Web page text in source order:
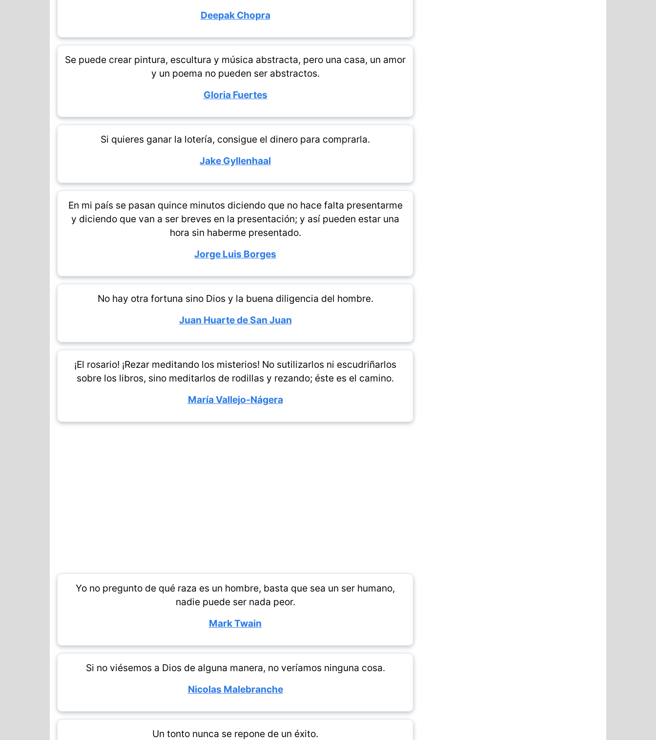
Deepak Chopra
Se puede crear pintura, escultura y música abstracta, pero una casa, un amor
y un poema no pueden ser abstractos.
Gloria Fuertes
Si quieres ganar la lotería, consigue el dinero para comprarla.
Jake Gyllenhaal
En mi país se pasan quince minutos diciendo que no hace falta presentarme
y diciendo que van a ser breves en la presentación; y así pueden estar una
hora sin haberme presentado.
Jorge Luis Borges
No hay otra fortuna sino Dios y la buena diligencia del hombre.
Juan Huarte de San Juan
¡El rosario! ¡Rezar meditando los misterios! No sutilizarlos ni escudriñarlos
sobre los libros, sino meditarlos de rodillas y rezando; éste es el camino.
María Vallejo-Nágera
Yo no pregunto de qué raza es un hombre, basta que sea un ser humano,
nadie puede ser nada peor.
Mark Twain
Si no viésemos a Dios de alguna manera, no veríamos ninguna cosa.
Nicolas Malebranche
Un tonto nunca se repone de un éxito.